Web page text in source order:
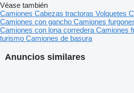
Anuncios similares
Véase también
Camiones Cabezas tractoras Volquetes
Camiones con gancho Camiones
Camiones con lona corredera Camiones
turismo Camiones de basura